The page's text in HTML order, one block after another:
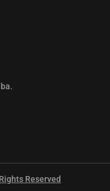
Reserved